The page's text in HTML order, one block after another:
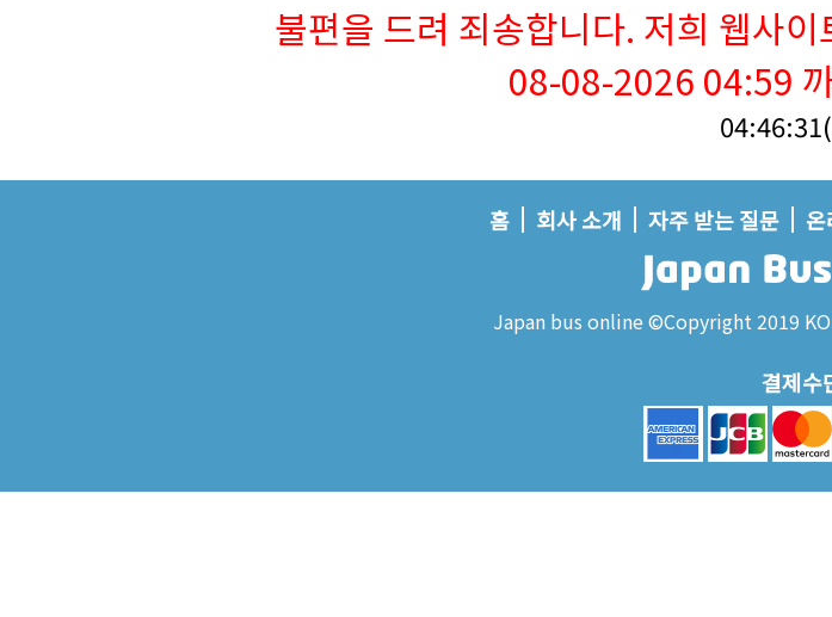
불편을 드려 죄송합니다. 저희 웹사
08-08-2026 04:59
홈 회사 소개 자주 받는 질문 온
Japan bus online ©Copyright 2019
결제수